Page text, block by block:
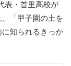
表・首里高校が
「甲子園の土を
知られるきっか